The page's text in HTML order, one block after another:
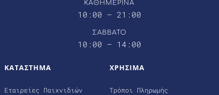
ΚΑΘΗΜΕΡΙΝΑ
10:00 – 21:00
ΣΑΒΒΑΤΟ
10:00 – 14:00
ΚΑΤΑΣΤΗΜΑ
Εταιρείες Παιχνιδιών
ΧΡΗΣΙΜΑ
Τρόποι Πληρωμής